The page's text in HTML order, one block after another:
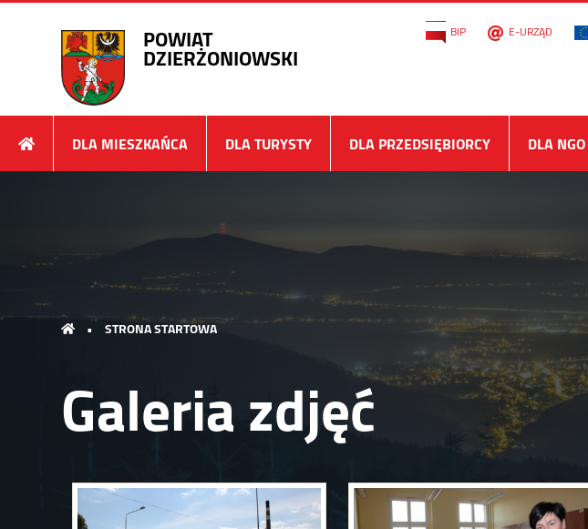
POWIAT
DZIERŻONIOWSKI
BIP E-URZĄD
DLA MIESZKAŃCA DLA TURYSTY DLA PRZEDSIĘBIORCY DLA NGO
• STRONA STARTOWA
Galeria zdjęć